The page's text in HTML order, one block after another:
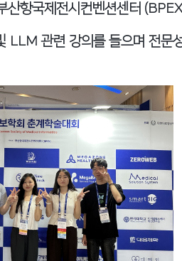
항국제전시컨벤션센터
LLM 관련 강의를 들으며 전